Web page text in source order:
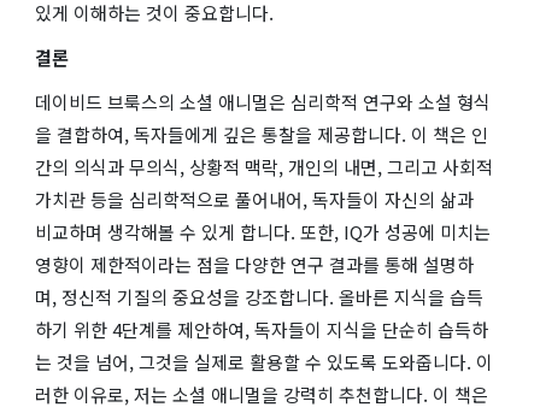
있게 이해하는 것이 중요합니다.
결론
데이비드 브룩스의 소셜 애니멀은 심리학적 연구와 소설 형식
을 결합하여, 독자들에게 깊은 통찰을 제공합니다. 이 책은 인
간의 의식과 무의식, 상황적 맥락, 개인의 내면, 그리고 사회적
가치관 등을 심리학적으로 풀어내어, 독자들이 자신의 삶과
비교하며 생각해볼 수 있게 합니다. 또한, IQ가 성공에 미치는
영향이 제한적이라는 점을 다양한 연구 결과를 통해 설명하
며, 정신적 기질의 중요성을 강조합니다. 올바른 지식을 습득
하기 위한 4단계를 제안하여, 독자들이 지식을 단순히 습득하
는 것을 넘어, 그것을 실제로 활용할 수 있도록 도와줍니다. 이
러한 이유로, 저는 소셜 애니멀을 강력히 추천합니다. 이 책은